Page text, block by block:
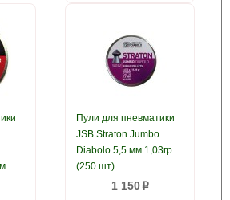
Пули для пневматики
JSB Straton Jumbo
Diabolo 5,5 мм 1,03гр
(250 шт)
1 150p